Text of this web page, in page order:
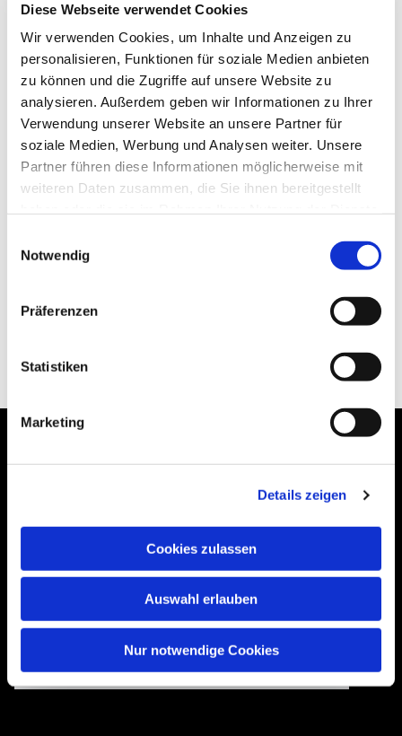
Diese Webseite verwendet Cookies
Wir verwenden Cookies, um Inhalte und Anzeigen zu
personalisieren, Funktionen für soziale Medien anbieten
zu können und die Zugriffe auf unsere Website zu
analysieren. Außerdem geben wir Informationen zu Ihrer
Verwendung unserer Website an unsere Partner für
soziale Medien, Werbung und Analysen weiter. Unsere
Partner führen diese Informationen möglicherweise mit
weiteren Daten zusammen, die Sie ihnen bereitgestellt
Notwendig
Präferenzen
Statistiken
Marketing
Details zeigen
Cookies zulassen
Auswahl erlauben
Nur notwendige Cookies
99089 Erfurt, Thüringen
um diese Karte anzuzeigen.
Accept cookies